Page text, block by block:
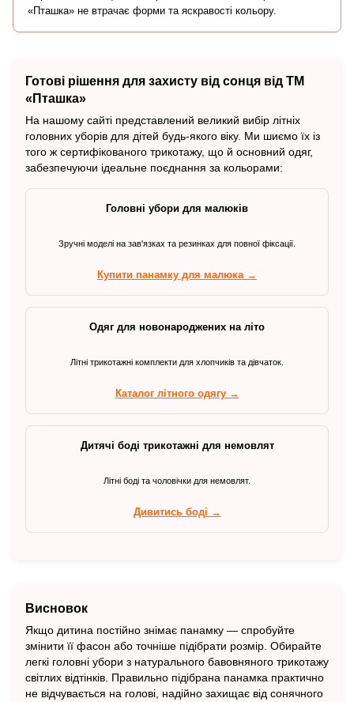
«Пташка» не втрачає форми та яскравості кольору.
Готові рішення для захисту від сонця від ТМ
«Пташка»
На нашому сайті представлений великий вибір літніх
головних уборів для дітей будь-якого віку. Ми шиємо їх із
того ж сертифікованого трикотажу, що й основний одяг,
забезпечуючи ідеальне поєднання за кольорами:
Головні убори для малюків
Зручні моделі на зав'язках та резинках для повної фіксації.
Купити панамку для малюка →
Одяг для новонароджених на літо
Літні трикотажні комплекти для хлопчиків та дівчаток.
Каталог літного одягу →
Дитячі боді трикотажні для немовлят
Літні боді та чоловічки для немовлят.
Дивитись боді →
Висновок
Якщо дитина постійно знімає панамку — спробуйте
змінити її фасон або точніше підібрати розмір. Обирайте
легкі головні убори з натурального бавовняного трикотажу
світлих відтінків. Правильно підібрана панамка практично
не відчувається на голові, надійно захищає від сонячного